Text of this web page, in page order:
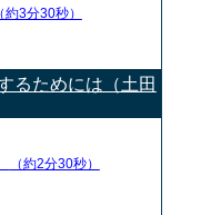
（約3分30秒）
るためには（土田
（約2分30秒）